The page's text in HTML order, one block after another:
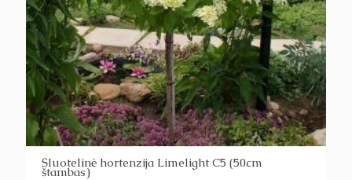
Šluotelinė hortenzija Limelight C5 (50cm
štambas)